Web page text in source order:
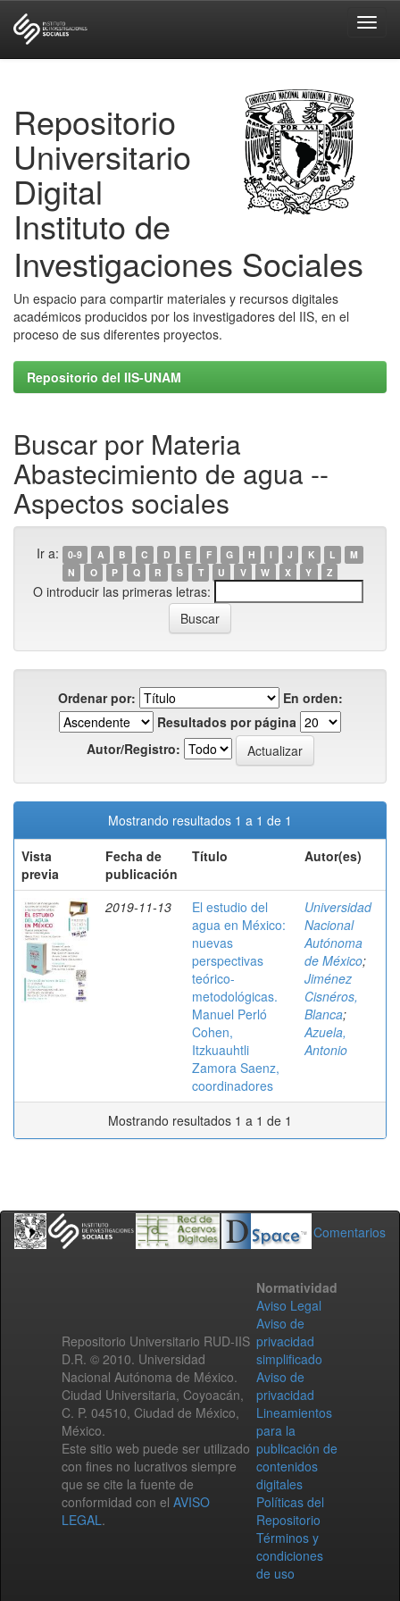
Repositorio
Universitario
Digital
Instituto de
Investigaciones Sociales
Un espacio para compartir materiales y recursos digitales
académicos producidos por los investigadores del IIS, en el
proceso de sus diferentes proyectos.
Repositorio del IIS-UNAM
Buscar por Materia
Abastecimiento de agua --
Aspectos sociales
Ir a: 0-9 A B C D E F G H I J K L
M
N
O P Q R S T U V W X Y Z
O introducir las primeras letras:
Ordenar por:
En orden:
Resultados por página
Autor/Registro:
Mostrando resultados 1 a 1 de 1
Vista
previa
Fecha de
publicación
Título Autor(es)
2019-11-13
El estudio del
agua en México:
nuevas
perspectivas
teórico-
metodológicas.
Manuel Perló
Cohen,
Itzkuauhtli
Zamora Saenz,
coordinadores
Universidad
Nacional
Autónoma
de México;
Jiménez
Cisnéros,
Blanca;
Azuela,
Antonio
Mostrando resultados 1 a 1 de 1
Comentarios
Repositorio Universitario RUD-IIS
D.R. © 2010. Universidad
Nacional Autónoma de México.
Ciudad Universitaria, Coyoacán,
C. P. 04510, Ciudad de México,
México.
Este sitio web puede ser utilizado
con fines no lucrativos siempre
que se cite la fuente de
conformidad con el AVISO
LEGAL.
Normatividad
Aviso Legal
Aviso de
privacidad
simplificado
Aviso de
privacidad
Lineamientos
para la
publicación de
contenidos
digitales
Políticas del
Repositorio
Términos y
condiciones
de uso